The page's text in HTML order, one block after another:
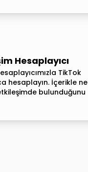
Hesaplayıcı
TikTok
hesaplayın. İçerikle ne
bulunduğunu